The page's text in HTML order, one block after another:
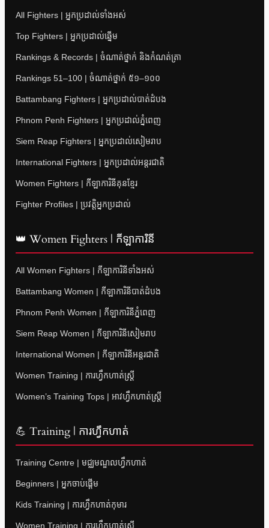
All Fighters | អ្នកប្រដាល់ទាំងអស់
Top Fighters | អ្នកប្រដាល់ឆ្នើម
Rankings & Records | ចំណាត់ថ្នាក់ និងកំណត់ត្រា
Rankings 51–100 | ចំណាត់ថ្នាក់ ៥១–១០០
Battambang Fighters | អ្នកប្រដាល់បាត់ដំបង
Phnom Penh Fighters | អ្នកប្រដាល់ភ្នំពេញ
Siem Reap Fighters | អ្នកប្រដាល់សៀមរាប
International Fighters | អ្នកប្រដាល់អន្តរជាតិ
Women Fighters | កីឡាការិនីគុនខ្មែរ
Fighter Profiles | ប្រវត្តិអ្នកប្រដាល់
👑 Women Fighters | កីឡាការិនី
All Women Fighters | កីឡាការិនីទាំងអស់
Battambang Women | កីឡាការិនីបាត់ដំបង
Phnom Penh Women | កីឡាការិនីភ្នំពេញ
Siem Reap Women | កីឡាការិនីសៀមរាប
International Women | កីឡាការិនីអន្តរជាតិ
Women Training | ការហ្វឹកហាត់ស្ត្រី
Women’s Training Tops | អាវហ្វឹកហាត់ស្ត្រី
💪 Training | ការហ្វឹកហាត់
Training Centre | មជ្ឈមណ្ឌលហ្វឹកហាត់
Beginners | អ្នកចាប់ផ្តើម
Kids Training | ការហ្វឹកហាត់កុមារ
Women Training | ការហ្វឹកហាត់ស្ត្រី